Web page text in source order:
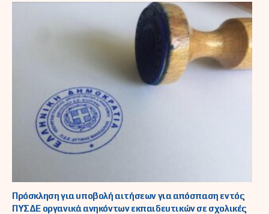
Πρόσκληση για υποβολή αιτήσεων για απόσπαση εντός
ΠΥΣΔΕ οργανικά ανηκόντων εκπαιδευτικών σε σχολικές